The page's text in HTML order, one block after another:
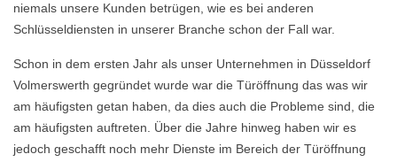
niemals unsere Kunden betrügen, wie es bei anderen
Schlüsseldiensten in unserer Branche schon der Fall war.
Schon in dem ersten Jahr als unser Unternehmen in Düsseldorf
Volmerswerth gegründet wurde war die Türöffnung das was wir
am häufigsten getan haben, da dies auch die Probleme sind, die
am häufigsten auftreten. Über die Jahre hinweg haben wir es
jedoch geschafft noch mehr Dienste im Bereich der Türöffnung